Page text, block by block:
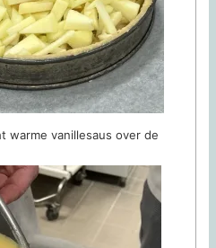
warme vanillesaus over de